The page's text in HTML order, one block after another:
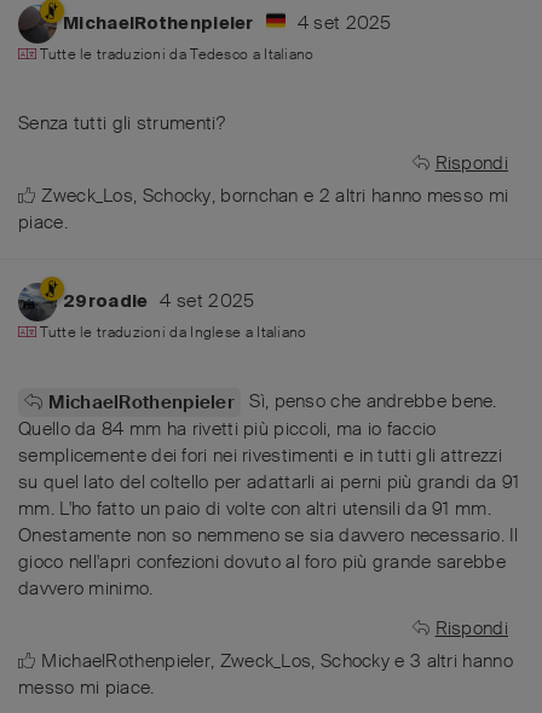
MichaelRothenpieler 4 set 2025
Tutte le traduzioni daTedesco a Italiano
Senza tutti gli strumenti?
Rispondi
Zweck_Los, Schocky, bornchan e 2 altri hanno messo mi
piace.
29roadie 4 set 2025
Tutte le traduzioni da Inglese a Italiano
MichaelRothenpieler Sì, penso che andrebbe bene.
Quello da 84 mm ha rivetti più piccoli, ma io faccio
semplicemente dei fori nei rivestimenti e in tutti gli attrezzi
su quel lato del coltello per adattarli ai perni più grandi da 91
mm. L'ho fatto un paio di volte con altri utensili da 91 mm.
Onestamente non so nemmeno se sia davvero necessario. Il
gioco nell'apri confezioni dovuto al foro più grande sarebbe
davvero minimo.
Rispondi
MichaelRothenpieler, Zweck_Los, Schocky e 3 altri hanno
messo mi piace.